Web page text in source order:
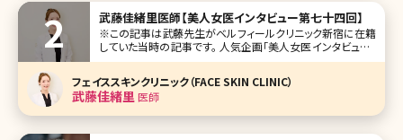
るメイクは時代遅れに見えてしまいます。 マスク生活の今、ト
レンドのア
武藤佳緒里医師【美人女医インタビュー第七十四回】
※この記事は武藤先生がベルフィールクリニック新宿に在籍
していた当時の記事です。 人気企画「美人女医インタビュー」
第七十四回は、東京・西新宿のベルフィールクリニック新宿
（Bellefeel Clinic新宿）で副院長を務める武藤佳緒里（むとう
かおり）先生です。 多くの人が行き交う日本有数のタ
フェイススキンクリニック（FACE SKIN CLINIC）
武藤佳緒里 医師